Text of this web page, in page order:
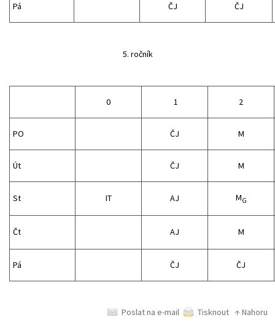
Pá ČJ ČJ
5. ročník
0 1 2
PO ČJ M
Út ČJ M
St IT AJ MG
Čt AJ M
Pá ČJ ČJ
Poslat na e-mail Tisknout ↑ Nahoru